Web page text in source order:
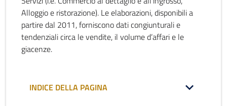
Alloggio e ristorazione). Le elaborazioni, disponibili a
partire dal 2011, forniscono dati congiunturali e
tendenziali circa le vendite, il volume d’affari e le
giacenze.
INDICE DELLA PAGINA